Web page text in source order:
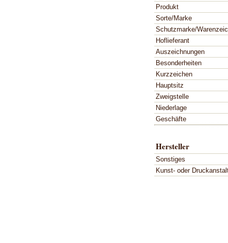
Produkt
Sorte/Marke
Schutzmarke/
Hoflieferant
Auszeichnungen
Besonderheiten
Kurzzeichen
Hauptsitz
Zweigstelle
Niederlage
Geschäfte
Hersteller
Sonstiges
Kunst- oder